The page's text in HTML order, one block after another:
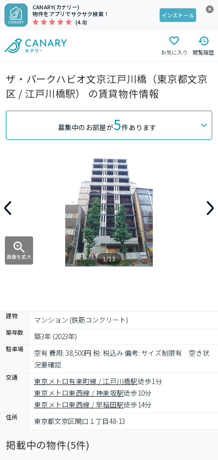
CANARY(カナリー)
物件をアプリでサクサク検索！
(4.8)
インストール
お気に入り 閲覧履歴
ザ・パークハビオ文京江戸川橋（東京都文京
区 / 江戸川橋駅） の賃貸物件情報
募集中のお部屋が5件あります
画像を拡大 1/13
建物 マンション (鉄筋コンクリート)
築年数 築3年 (2023年)
駐車場
空有 費用: 38,500円 税: 税込み 備考: サイズ制限有　空き状
況要確認
交通 東京メトロ有楽町線 / 江戸川橋駅徒歩1分
東京メトロ東西線 / 神楽坂駅徒歩10分
東京メトロ東西線 / 早稲田駅徒歩14分
住所 東京都文京区関口１丁目48-13
掲載中の物件(5件)